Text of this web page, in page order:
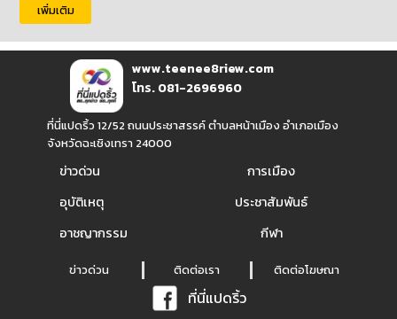
เพิ่มเติม
www.teenee8riew.com
โทร. 081-2696960
ที่นี่แปดริ้ว 12/52 ถนนประชาสรรค์ ตำบลหน้าเมือง อำเภอเมือง
จังหวัดฉะเชิงเทรา 24000
ข่าวด่วน
อุบัติเหตุ
อาชญากรรม
การเมือง
ประชาสัมพันธ์
กีฬา
ข่าวด่วน ติดต่อเรา ติดต่อโฆษณา
ที่นี่แปดริ้ว